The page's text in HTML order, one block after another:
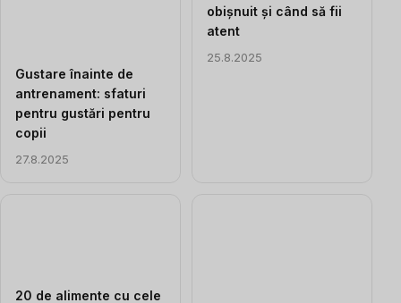
Gustare înainte de
antrenament: sfaturi
pentru gustări pentru
copii
27.8.2025
obișnuit și când să fii
atent
25.8.2025
20 de alimente cu cele